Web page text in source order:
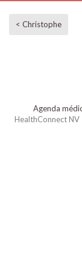
< Christophe
Agenda
HealthConnect